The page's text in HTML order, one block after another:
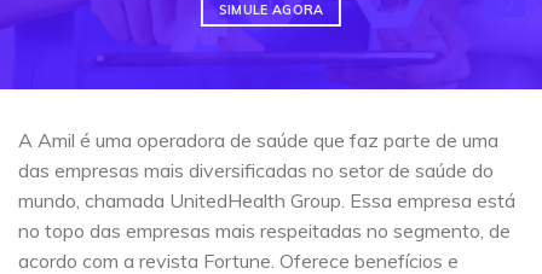
SIMULE AGORA
A Amil é uma operadora de saúde que faz parte de uma
das empresas mais diversificadas no setor de saúde do
mundo, chamada UnitedHealth Group. Essa empresa está
no topo das empresas mais respeitadas no segmento, de
acordo com a revista Fortune. Oferece benefícios e